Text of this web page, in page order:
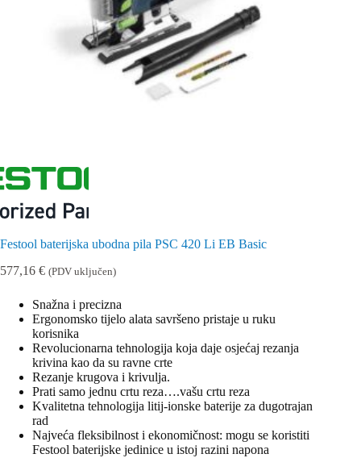
Festool baterijska ubodna pila PSC 420 Li EB Basic
577,16 € (PDV uključen)
Snažna i precizna
Ergonomsko tijelo alata savršeno pristaje u ruku
korisnika
Revolucionarna tehnologija koja daje osjećaj rezanja
krivina kao da su ravne crte
Rezanje krugova i krivulja.
Prati samo jednu crtu reza….vašu crtu reza
Kvalitetna tehnologija litij-ionske baterije za dugotrajan
rad
Najveća fleksibilnost i ekonomičnost: mogu se koristiti
Festool baterijske jedinice u istoj razini napona